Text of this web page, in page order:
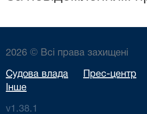
2026 © Всі права захищені
Судова влада Прес-центр
Інше
v1.38.1